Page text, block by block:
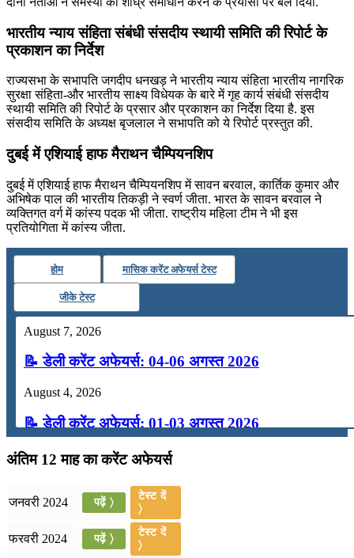
भारतीय न्‍याय संहिता संबंधी संसदीय स्‍थायी समिति की रिपोर्ट के
प्रकाशन का निर्देश
राज्‍यसभा के सभापति जगदीप धनखड़ ने भारतीय न्‍याय संहिता भारतीय नागरिक
सुरक्षा संहिता-और भारतीय साक्ष्‍य विधेयक के बारे में गृह कार्य संबंधी संसदीय
स्‍थायी समिति की रिपोर्ट के प्रसार और प्रकाशन का निर्देश दिया है. इस
संसदीय समिति के अध्‍यक्ष बृजलाल ने सभापति को ये रिपोर्ट प्रस्तुत की.
दुबई में एशियाई हाफ मैराथन चैम्पियनशिप
दुबई में एशियाई हाफ मैराथन चैम्पियनशिप में सावन बरवाल, कार्तिक कुमार और
अभिषेक पाल की भारतीय तिकड़ी ने स्वर्ण जीता. भारत के सावन बरवाल ने
व्यक्तिगत वर्ग में कांस्य पदक भी जीता. राष्ट्रीय महिला टीम ने भी इस
प्रतियोगिता में कांस्य जीता.
होम मासिक करेंट अफेयर्स टेस्ट
जीके टेस्ट
August 7, 2026
📝 डेली करेंट अफेयर्स: 04-06 अगस्त 2026
August 4, 2026
📝 डेली करेंट अफेयर्स: 01-03 अगस्त 2026
July 31, 2026
📝 डेली करेंट अफेयर्स: 28-31 जुलाई 2026
July 28, 2026
📝 डेली करेंट अफेयर्स: 25-27 जुलाई 2026
अंतिम 12 माह का करेंट अफेयर्स
जनवरी 2024 पढ़ें 〉
टेस्ट दें
〉
फरवरी 2024 पढ़ें 〉
टेस्ट दें
〉